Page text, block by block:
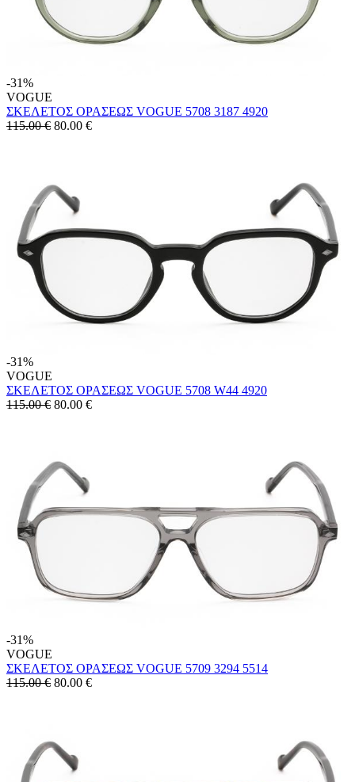
-31%
VOGUE
ΣΚΕΛΕΤΟΣ ΟΡΑΣΕΩΣ VOGUE 5708 3187 4920
115.00 € 80.00 €
-31%
VOGUE
ΣΚΕΛΕΤΟΣ ΟΡΑΣΕΩΣ VOGUE 5708 W44 4920
115.00 € 80.00 €
-31%
VOGUE
ΣΚΕΛΕΤΟΣ ΟΡΑΣΕΩΣ VOGUE 5709 3294 5514
115.00 € 80.00 €